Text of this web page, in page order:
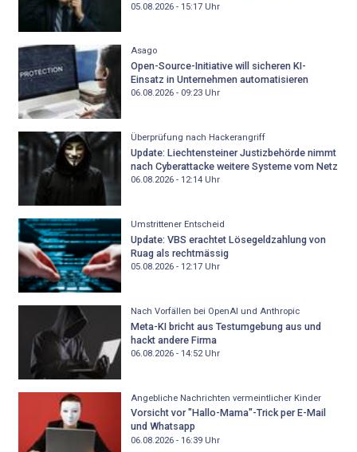
05.08.2026 - 15:17Uhr
Asago
Open-Source-Initiative will sicheren KI-
Einsatz in Unternehmen automatisieren
06.08.2026 - 09:23Uhr
Überprüfung nach Hackerangriff
Update: Liechtensteiner Justizbehörde nimmt
nach Cyberattacke weitere Systeme vom Netz
06.08.2026 - 12:14Uhr
Umstrittener Entscheid
Update: VBS erachtet Lösegeldzahlung von
Ruag als rechtmässig
05.08.2026 - 12:17Uhr
Nach Vorfällen bei OpenAI und Anthropic
Meta-KI bricht aus Testumgebung aus und
hackt andere Firma
06.08.2026 - 14:52Uhr
Angebliche Nachrichten vermeintlicher Kinder
Vorsicht vor "Hallo-Mama"-Trick per E-Mail
und Whatsapp
06.08.2026 - 16:39Uhr